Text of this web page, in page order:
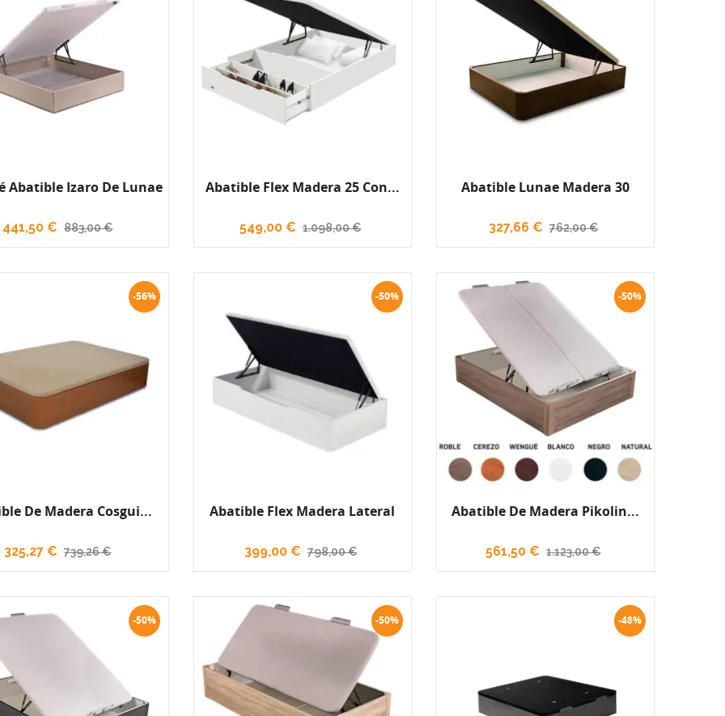
Abatible Izaro De Lunae
441,50 € 883,00 €
Abatible Flex Madera 25 Con...
549,00 € 1.098,00 €
Abatible Lunae Madera 30
327,66 € 762,00 €
-56%
De Madera Cosgui...
325,27 € 739,26 €
-50%
Abatible Flex Madera Lateral
399,00 € 798,00 €
-50%
Abatible De Madera Pikolin...
561,50 € 1.123,00 €
-50% -50% -48%